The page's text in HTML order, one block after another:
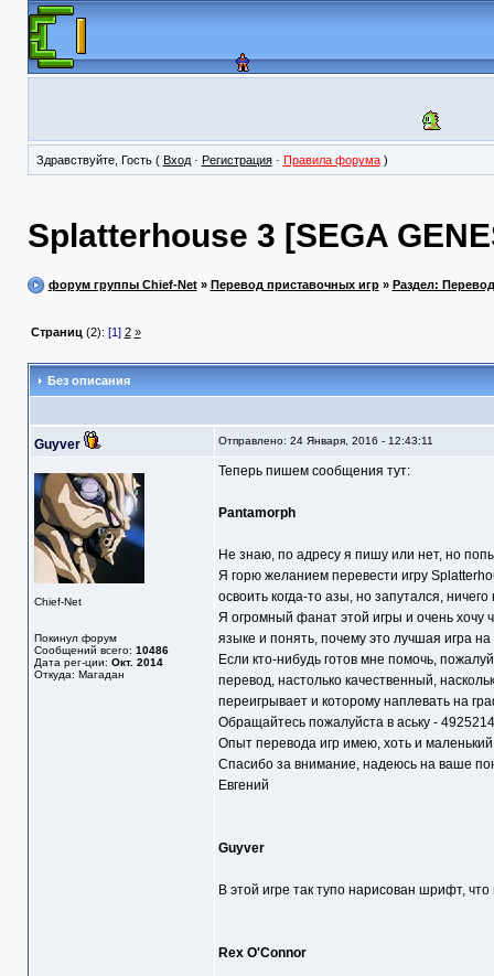
Здравствуйте, Гость ( Вход· Регистрация· Правила форума)
Splatterhouse 3 [SEGA
форум группы Chief-Net» Перевод приставочных игр» Раздел:
Страниц (2): [1] 2 »
Без описания
Guyver Отправлено: 24 Января, 2016 - 12:43:11
Chief-Net
Покинул форум
Сообщений всего: 10486
Дата рег-ции: Окт. 2014
Откуда: Магадан
Теперь пишем сообщения тут:
Pantamorph
Не знаю, по адресу я пишу или нет, но
Я горю желанием перевести игру
освоить когда-то азы, но запутался,
Я огромный фанат этой игры и очень хочу
языке и понять, почему это лучшая игра
Если кто-нибудь готов мне помочь,
перевод, настолько качественный,
переигрывает и которому наплевать на
Обращайтесь пожалуйста в аську -
Опыт перевода игр имею, хоть и
Спасибо за внимание, надеюсь на ваше
Евгений
Guyver
В этой игре так тупо нарисован шрифт,
Rex O'Connor